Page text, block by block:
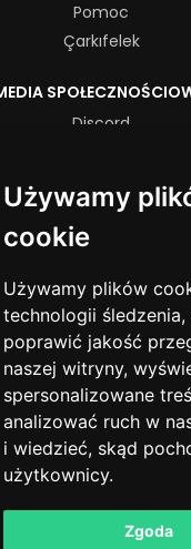
Używamy
cookie
Używamy plików
technologii śledzenia,
poprawić jakość
naszej witryny,
spersonalizowane
analizować ruch w
i wiedzieć, skąd
użytkownicy.
Zgoda
Pomoc
Çarkıfelek
Discord
YouTube
Warunki świadczenia
Polityka prywatności
FORMLAR
Yetkili Başvurusu
Powered byLeaderOS